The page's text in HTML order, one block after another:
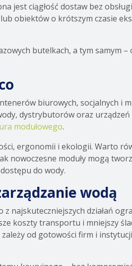
jest ciągłość dostaw bez
obiektów o krótszym czasie
butelkach, a tym samym –
biurowych, socjalnych i
dystrybutorów oraz urządzeń
modułowego.
ergonomii i ekologii. Warto
nowoczesne moduły mogą
do wody.
wodą
działań
koszty transportu i mniejszy
od gotowości firm i